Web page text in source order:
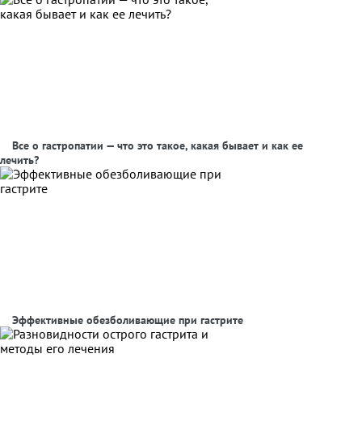
Все о гастропатии — что это такое, какая бывает и как ее
лечить?
Эффективные обезболивающие при гастрите